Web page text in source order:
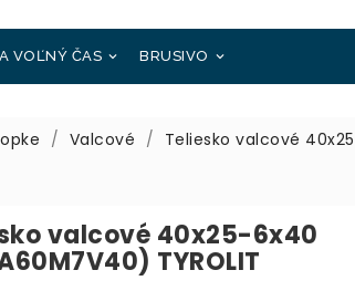

VOĽNÝ ČAS 
BRUSIVO
Valcové
Teliesko valcové
valcové 40x25-6x40
TYROLIT